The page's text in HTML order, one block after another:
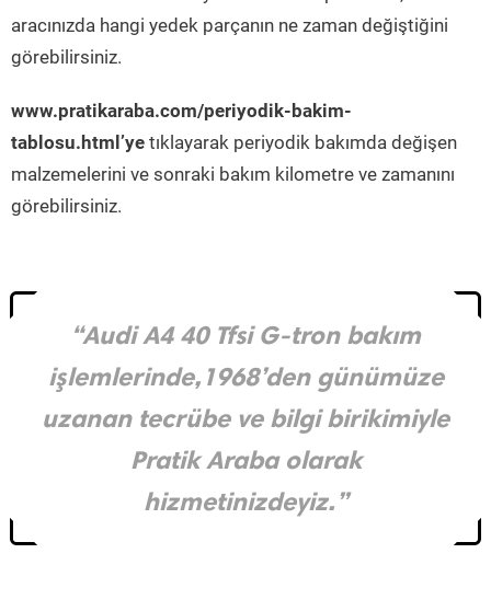
aracınızda hangi yedek parçanın ne zaman değiştiğini
görebilirsiniz.
www.pratikaraba.com/periyodik-bakim-
tablosu.html’ye tıklayarak periyodik bakımda değişen
malzemelerini ve sonraki bakım kilometre ve zamanını
görebilirsiniz.
“Audi A4 40 Tfsi G-tron bakım
işlemlerinde,1968’den günümüze
uzanan tecrübe ve bilgi birikimiyle
Pratik Araba olarak
hizmetinizdeyiz.”